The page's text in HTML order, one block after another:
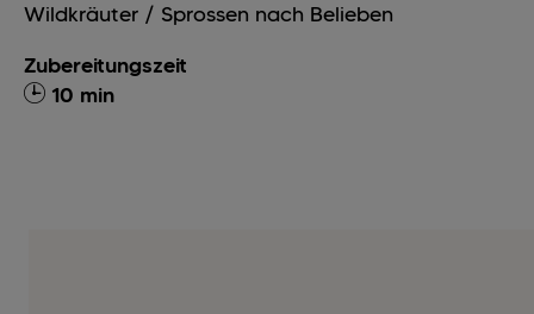
Wildkräuter / Sprossen nach Belieben
Zubereitungszeit
10 min